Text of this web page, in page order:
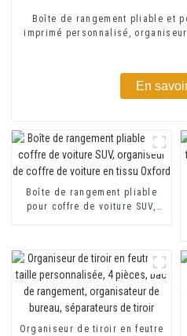
Boîte de rangement pliable et
imprimé personnalisé,
En
Boîte de rangement pliable
pour coffre de voiture SUV,
Organiseur de tiroir en feutre